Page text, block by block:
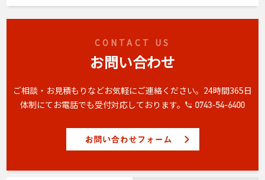
CONTACT US
お問い合わせ
ご相談・お見積もりなどお気軽にご連絡ください。 24時間365日
体制にてお電話でも受付対応しております。